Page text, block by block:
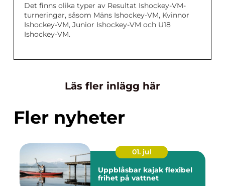
Det finns olika typer av Resultat Ishockey-VM-
turneringar, såsom Mäns Ishockey-VM, Kvinnor
Ishockey-VM, Junior Ishockey-VM och U18
Ishockey-VM.
Läs fler inlägg här
Fler nyheter
01. jul
Uppblåsbar kajak flexibel
frihet på vattnet